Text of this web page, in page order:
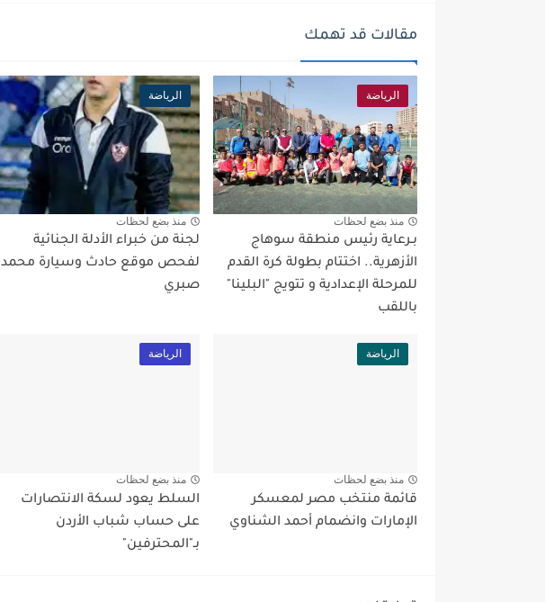
مقالات قد تهمك
الرياضة
منذ بضع لحظات
بـرعاية رئيس منطقة سوهاج
الأزهرية.. اختتام بطولة كرة القدم
للمرحلة الإعدادية و تتويج "البلينا"
باللقب
الرياضة
منذ بضع لحظات
لجنة من خبراء الأدلة الجنائية
لفحص موقع حادث وسيارة محمد
صبري
الرياضة
منذ بضع لحظات
قائمة منتخب مصر لمعسكر
الإمارات وانضمام أحمد الشناوي
الرياضة
منذ بضع لحظات
السلط يعود لسكة الانتصارات
على حساب شباب الأردن
بـ"المحترفين"